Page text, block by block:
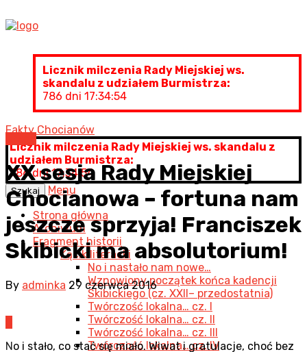
Licznik milczenia Rady Miejskiej ws.
skandalu z udziałem Burmistrza:
786 dni 17:34:55
Fakty Chocianów
Licznik milczenia Rady Miejskiej ws. skandalu z
udziałem Burmistrza:
786 dni 17:34:55
Szukaj
Menu
Strona główna
Archiwum
Fragment historii
Kącik literacki
No i nastało nam nowe…
Wznowiony początek końca kadencji
Skibickiego (cz. XXII– przedostatnia)
Twórczość lokalna… cz. I
Twórczość lokalna… cz. II
Twórczość lokalna… cz. III
Twórczość lokalna… cz. IV
XX sesja Rady Miejskiej
Chocianowa – fortuna nam
jeszcze sprzyja! Franciszek
Skibicki ma absolutorium!
By adminka 29 czerwca 2016
No i stało, co stać się miało. Wiwat i gratulacje, choć bez